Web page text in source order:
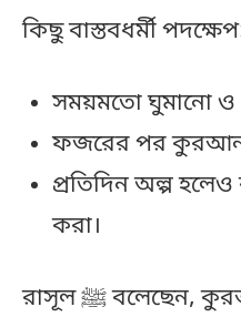
কিছু বাস্তবধর্মী
সময়মতো ঘুমানো ও
ফজরের পর কুরআন
প্রতিদিন অল্প
করা।
রাসূল ﷺ বলেছেন, কুরআন পাঠ করলে তার